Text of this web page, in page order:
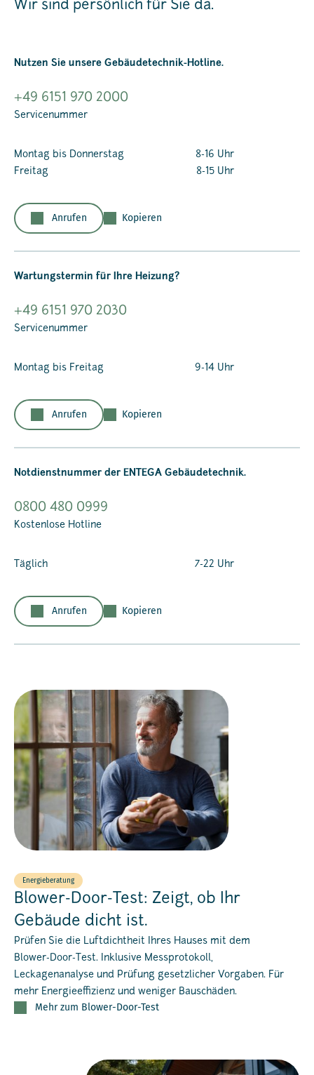
Wir sind persönlich für Sie da.
Nutzen Sie unsere Gebäudetechnik-Hotline.
+49 6151 970 2000
Servicenummer
Montag bis Donnerstag
8-16 Uhr
Freitag
8-15 Uhr
Anrufen Kopieren
Wartungstermin für Ihre Heizung?
+49 6151 970 2030
Servicenummer
Montag bis Freitag 9-14 Uhr
Anrufen Kopieren
Notdienstnummer der ENTEGA Gebäudetechnik.
0800 480 0999
Kostenlose Hotline
Täglich 7-22 Uhr
Anrufen Kopieren
Energieberatung
Blower-Door-Test: Zeigt, ob Ihr
Gebäude dicht ist.
Prüfen Sie die Luftdichtheit Ihres Hauses mit dem
Blower-Door-Test. Inklusive Messprotokoll,
Leckagenanalyse und Prüfung gesetzlicher Vorgaben. Für
mehr Energieeffizienz und weniger Bauschäden.
Mehr zum Blower-Door-Test